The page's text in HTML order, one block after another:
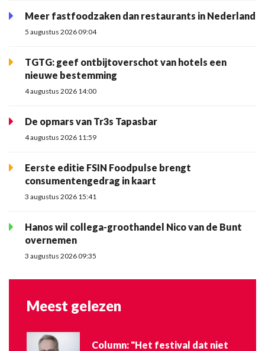
Meer fastfoodzaken dan restaurants in Nederland
5 augustus 2026 09:04
TGTG: geef ontbijtoverschot van hotels een
nieuwe bestemming
4 augustus 2026 14:00
De opmars van Tr3s Tapasbar
4 augustus 2026 11:59
Eerste editie FSIN Foodpulse brengt
consumentengedrag in kaart
3 augustus 2026 15:41
Hanos wil collega-groothandel Nico van de Bunt
overnemen
3 augustus 2026 09:35
Meest gelezen
Column: "Het festival dat niet